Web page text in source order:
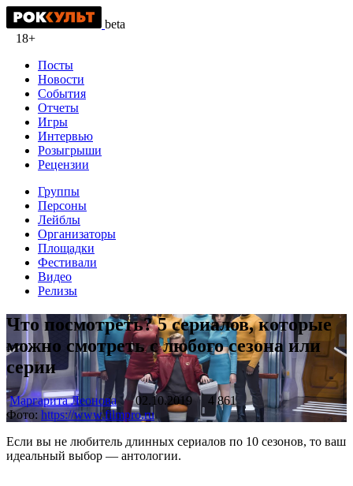
beta
18+
Посты
Новости
События
Отчеты
Игры
Интервью
Розыгрыши
Рецензии
Группы
Персоны
Лейблы
Организаторы
Площадки
Фестивали
Видео
Релизы
Что посмотреть? 5 сериалов, которые
можно смотреть с любого сезона или
серии
Маргарита Леонова 02.10.2019
4 861
Фото: https://www.filmpro.ru
Если вы не любитель длинных сериалов по 10 сезонов, то ваш
идеальный выбор — антологии.